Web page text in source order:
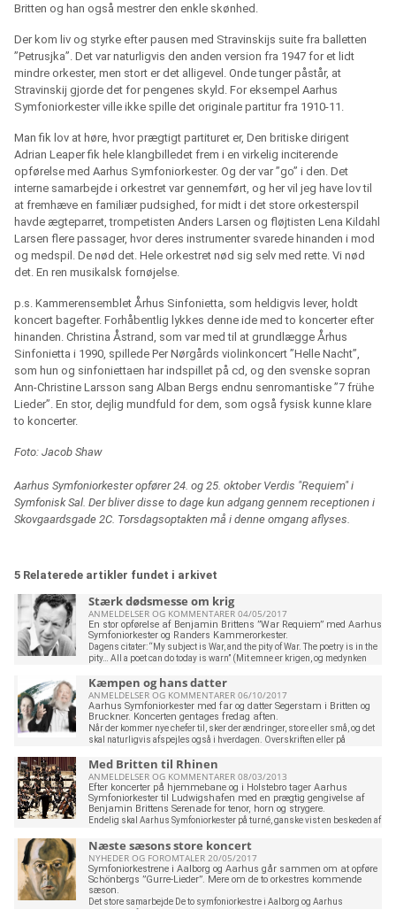
Britten og han også mestrer den enkle skønhed.
Der kom liv og styrke efter pausen med Stravinskijs suite fra balletten
”Petrusjka”. Det var naturligvis den anden version fra 1947 for et lidt
mindre orkester, men stort er det alligevel. Onde tunger påstår, at
Stravinskij gjorde det for pengenes skyld. For eksempel Aarhus
Symfoniorkester ville ikke spille det originale partitur fra 1910-11.
Man fik lov at høre, hvor prægtigt partituret er, Den britiske dirigent
Adrian Leaper fik hele klangbilledet frem i en virkelig inciterende
opførelse med Aarhus Symfoniorkester. Og der var ”go” i den. Det
interne samarbejde i orkestret var gennemført, og her vil jeg have lov til
at fremhæve en familiær pudsighed, for midt i det store orkesterspil
havde ægteparret, trompetisten Anders Larsen og fløjtisten Lena Kildahl
Larsen flere passager, hvor deres instrumenter svarede hinanden i mod
og medspil. De nød det. Hele orkestret nød sig selv med rette. Vi nød
det. En ren musikalsk fornøjelse.
p.s. Kammerensemblet Århus Sinfonietta, som heldigvis lever, holdt
koncert bagefter. Forhåbentlig lykkes denne ide med to koncerter efter
hinanden. Christina Åstrand, som var med til at grundlægge Århus
Sinfonietta i 1990, spillede Per Nørgårds violinkoncert ”Helle Nacht”,
som hun og sinfoniettaen har indspillet på cd, og den svenske sopran
Ann-Christine Larsson sang Alban Bergs endnu senromantiske ”7 frühe
Lieder”. En stor, dejlig mundfuld for dem, som også fysisk kunne klare
to koncerter.
Foto: Jacob Shaw
Aarhus Symfoniorkester opfører 24. og 25. oktober Verdis "Requiem" i
Symfonisk Sal. Der bliver disse to dage kun adgang gennem receptionen i
Skovgaardsgade 2C. Torsdagsoptakten må i denne omgang aflyses.
5 Relaterede artikler fundet i arkivet
Stærk dødsmesse om krig
ANMELDELSER OG KOMMENTARER 04/05/2017
En stor opførelse af Benjamin Brittens ”War Requiem” med Aarhus
Symfoniorkester og Randers Kammerorkester.
Dagens citater: “My subject is War, and the pity of War. The poetry is in the
pity… All a poet can do today is warn” (Mit emne er krigen, og medynken
digteren og soldaten Wilfred Owen, som Benjamin Britten skrev ind på
forsiden af sit partitur til “War Requiem”. I et brev til sin søster skrev
Britten: ”I hope it’ll make people think a bit”. Et ganske særligt requiem
Benjamin Brittens ”War Requiem” er specielt blandt alle de dødsmesser,
der er komponeret gennem århundreder. Britten komponerede sit ”War
Requiem”, sin
Kæmpen og hans datter
ANMELDELSER OG KOMMENTARER 06/10/2017
Aarhus Symfoniorkester med far og datter Segerstam i Britten og
Bruckner. Koncerten gentages fredag aften.
Når der kommer nye chefer til, sker der ændringer, store eller små, og det
skal naturligvis afspejles også i hverdagen. Overskriften eller på
heraf. Aarhus Symfoniorkester har med ny chef og ny pressemedarbejder
skabt lidt nyt. Musikerne kommer nu ind samlet på rad og række, som de
gør visse steder i det store udland. Det var ellers så hyggeligt før, da vi
kunne høre de vanskeligste passager fra aftenens program få den sidste
afpudsning. Men så har hvert eneste koncertprogram fået et navn med lidt
krudt i og en lille mark
Med Britten til Rhinen
ANMELDELSER OG KOMMENTARER 08/03/2013
Efter koncerter på hjemmebane og i Holstebro tager Aarhus
Symfoniorkester til Ludwigshafen med en prægtig gengivelse af
Benjamin Brittens Serenade for tenor, horn og strygere.
Endelig skal Aarhus Symfoniorkester på turné, ganske vist en beskeden af
situation siger det, men det er nu en skam, for et orkester får forholdsvis
meget ud af at ruste sig og præsentere sig andre steder. Aarhus
Symfoniorkester er blevet inviteret til at give to koncerter 8. og 9. april i
Ludwigshafen ved Rhinen midt i det smukke Neckar-område. Det er langt
fra et musikalsk u-område. Landsdelens førende orkester, som giver
koncerter i hele Tyskland, har hjemme i Ludwigshafen.
Næste sæsons store koncert
NYHEDER OG FOROMTALER 20/05/2017
Symfoniorkestrene i Aalborg og Aarhus går sammen om at opføre
Schönbergs ”Gurre-Lieder”. Mere om de to orkestres kommende
sæson.
Det store samarbejde De to symfoniorkestre i Aalborg og Aarhus